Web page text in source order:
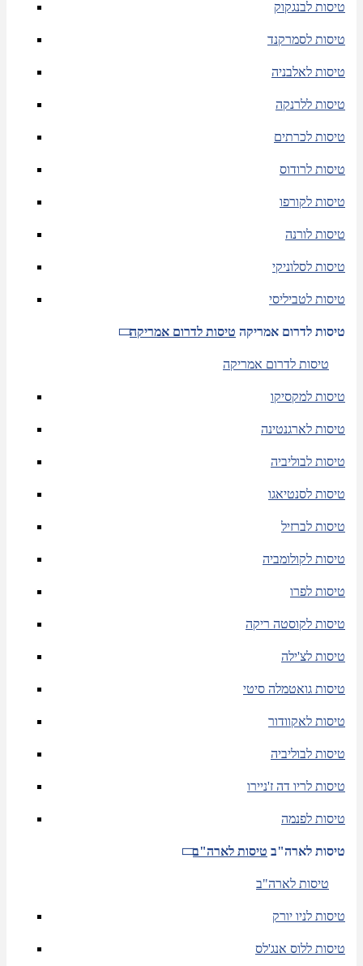
טיסות לבנגקוק
טיסות לסמרקנד
טיסות לאלבניה
טיסות ללרנקה
טיסות לכרתים
טיסות לרודוס
טיסות לקורפו
טיסות לורנה
טיסות לסלוניקי
טיסות לטביליסי
טיסות לדרום אמריקה טיסות לדרום אמריקה
טיסות לדרום אמריקה
טיסות למקסיקו
טיסות לארגנטינה
טיסות לבוליביה
טיסות לסנטיאגו
טיסות לברזיל
טיסות לקולומביה
טיסות לפרו
טיסות לקוסטה ריקה
טיסות לצ'ילה
טיסות גואטמלה סיטי
טיסות לאקוודור
טיסות לבוליביה
טיסות לריו דה ז'ניירו
טיסות לפנמה
טיסות לארה"ב טיסות לארה"ב
טיסות לארה"ב
טיסות לניו יורק
טיסות ללוס אנג'לס